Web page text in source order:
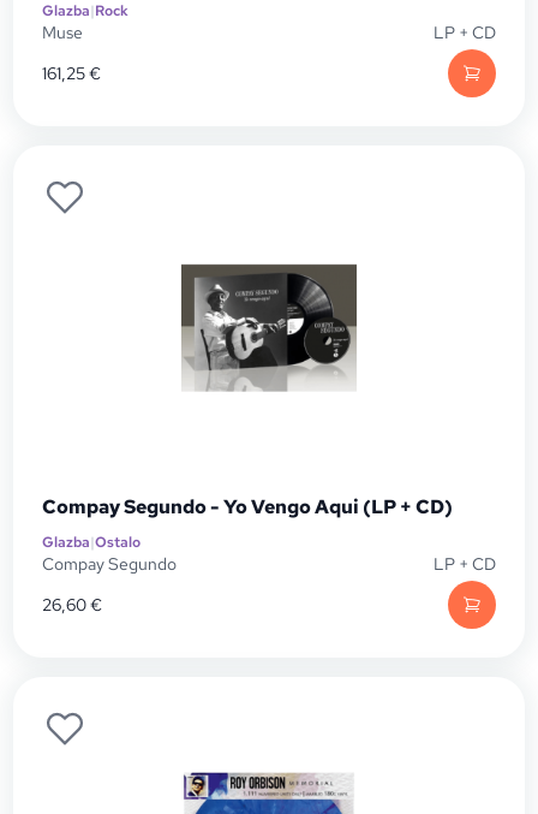
Glazba|Rock
Muse
LP + CD
161,25€
Compay Segundo - Yo Vengo Aqui (LP + CD)
Glazba|Ostalo
Compay Segundo
LP + CD
26,60€